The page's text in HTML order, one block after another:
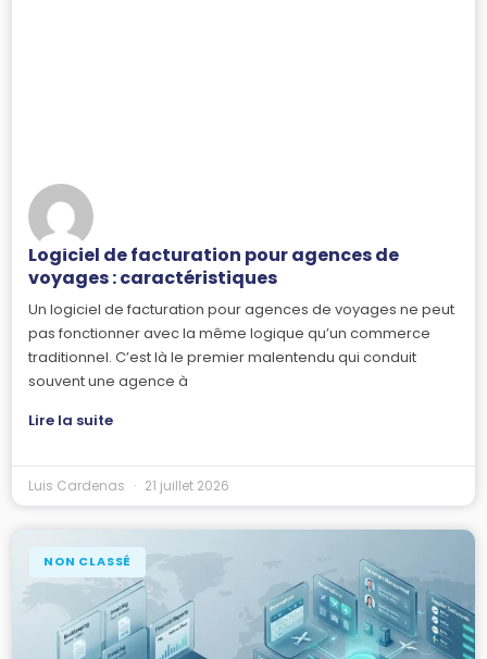
Logiciel de facturation pour agences de
voyages : caractéristiques
Un logiciel de facturation pour agences de voyages ne peut
pas fonctionner avec la même logique qu’un commerce
traditionnel. C’est là le premier malentendu qui conduit
souvent une agence à
Lire la suite
Luis Cardenas 21 juillet 2026
NON CLASSÉ